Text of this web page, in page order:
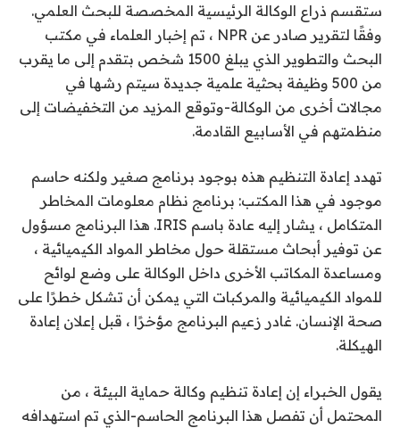
ستقسم ذراع الوكالة الرئيسية المخصصة للبحث العلمي.
وفقًا لتقرير صادر عن NPR ، تم إخبار العلماء في مكتب
البحث والتطوير الذي يبلغ 1500 شخص بتقدم إلى ما يقرب
من 500 وظيفة بحثية علمية جديدة سيتم رشها في
مجالات أخرى من الوكالة-وتوقع المزيد من التخفيضات إلى
منظمتهم في الأسابيع القادمة.
تهدد إعادة التنظيم هذه بوجود برنامج صغير ولكنه حاسم
موجود في هذا المكتب: برنامج نظام معلومات المخاطر
المتكامل ، يشار إليه عادة باسم IRIS. هذا البرنامج مسؤول
عن توفير أبحاث مستقلة حول مخاطر المواد الكيميائية ،
ومساعدة المكاتب الأخرى داخل الوكالة على وضع لوائح
للمواد الكيميائية والمركبات التي يمكن أن تشكل خطرًا على
صحة الإنسان. غادر زعيم البرنامج مؤخرًا ، قبل إعلان إعادة
الهيكلة.
يقول الخبراء إن إعادة تنظيم وكالة حماية البيئة ، من
المحتمل أن تفصل هذا البرنامج الحاسم-الذي تم استهدافه